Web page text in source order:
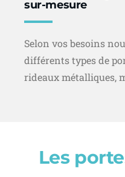
sur-mesure
Selon vos besoins
différents types de
rideaux métalliques,
Les